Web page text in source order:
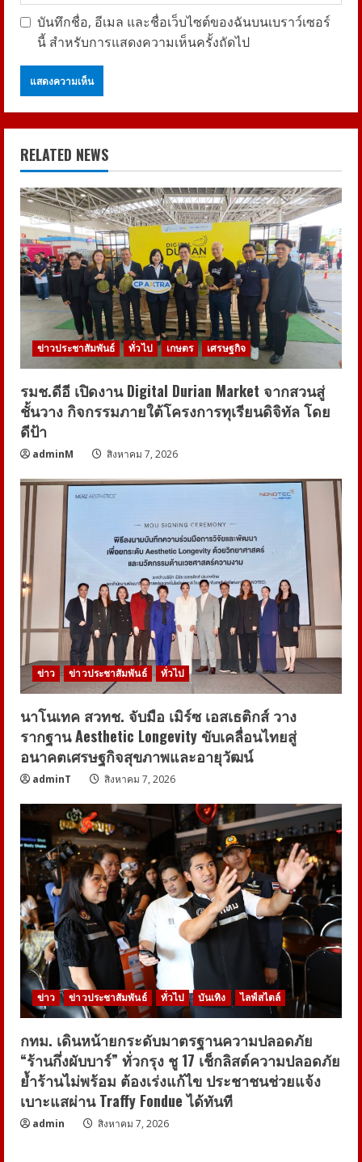
บันทึกชื่อ, อีเมล และชื่อเว็บไซต์ของฉันบนเบราว์เซอร์
นี้ สำหรับการแสดงความเห็นครั้งถัดไป
RELATED NEWS
ข่าวประชาสัมพันธ์ ทั่วไป เกษตร เศรษฐกิจ
รมช.ดีอี เปิดงาน Digital Durian Market จากสวนสู่
ชั้นวาง กิจกรรมภายใต้โครงการทุเรียนดิจิทัล โดย
ดีป้า
adminM สิงหาคม 7, 2026
ข่าว ข่าวประชาสัมพันธ์ ทั่วไป
นาโนเทค สวทช. จับมือ เมิร์ซ เอสเธติกส์ วาง
รากฐาน Aesthetic Longevity ขับเคลื่อนไทยสู่
อนาคตเศรษฐกิจสุขภาพและอายุวัฒน์
adminT สิงหาคม 7, 2026
ข่าว ข่าวประชาสัมพันธ์ ทั่วไป บันเทิง ไลฟ์สไตล์
กทม. เดินหน้ายกระดับมาตรฐานความปลอดภัย
“ร้านกึ่งผับบาร์” ทั่วกรุง ชู 17 เช็กลิสต์ความปลอดภัย
ย้ำร้านไม่พร้อม ต้องเร่งแก้ไข ประชาชนช่วยแจ้ง
เบาะแสผ่าน Traffy Fondue ได้ทันที
admin สิงหาคม 7, 2026